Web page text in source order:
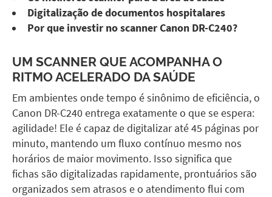
Digitalização de documentos hospitalares
Por que investir no scanner Canon DR-C240?
UM SCANNER QUE ACOMPANHA O
RITMO ACELERADO DA SAÚDE
Em ambientes onde tempo é sinônimo de eficiência, o
Canon DR-C240entrega exatamente o que se espera:
agilidade! Ele é capaz de digitalizar até 45 páginas por
minuto, mantendo um fluxo contínuo mesmo nos
horários de maior movimento. Isso significa que
fichas são digitalizadas rapidamente, prontuários são
organizados sem atrasos e o atendimento flui com